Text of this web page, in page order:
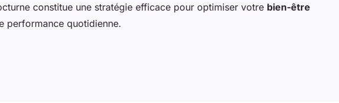
constitue une stratégie efficace pour optimiser votre bien-être
performance quotidienne.